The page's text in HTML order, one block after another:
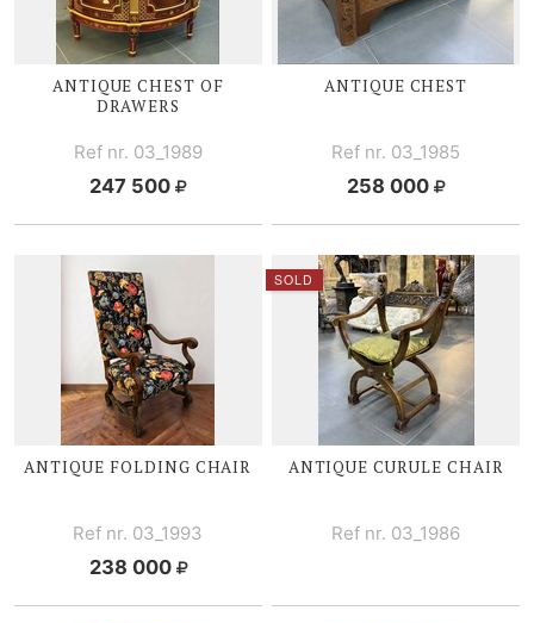
ANTIQUE CHEST OF
DRAWERS
Ref nr. 03_1989
247 500
ANTIQUE CHEST
Ref nr. 03_1985
258 000
ANTIQUE FOLDING CHAIR
Ref nr. 03_1993
238 000
ANTIQUE CURULE CHAIR
Ref nr. 03_1986
SOLD